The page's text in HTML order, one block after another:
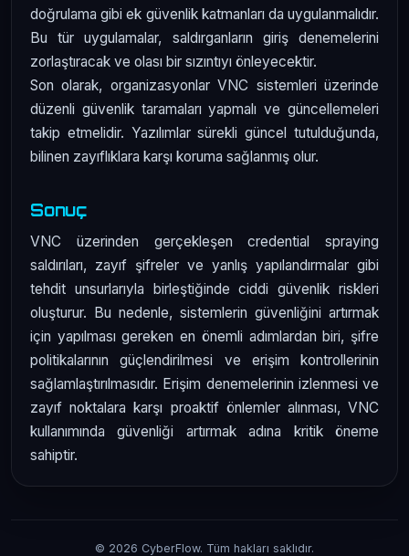
doğrulama gibi ek güvenlik katmanları da uygulanmalıdır.
Bu tür uygulamalar, saldırganların giriş denemelerini
zorlaştıracak ve olası bir sızıntıyı önleyecektir.
Son olarak, organizasyonlar VNC sistemleri üzerinde
düzenli güvenlik taramaları yapmalı ve güncellemeleri
takip etmelidir. Yazılımlar sürekli güncel tutulduğunda,
bilinen zayıflıklara karşı koruma sağlanmış olur.
Sonuç
VNC üzerinden gerçekleşen credential spraying
saldırıları, zayıf şifreler ve yanlış yapılandırmalar gibi
tehdit unsurlarıyla birleştiğinde ciddi güvenlik riskleri
oluşturur. Bu nedenle, sistemlerin güvenliğini artırmak
için yapılması gereken en önemli adımlardan biri, şifre
politikalarının güçlendirilmesi ve erişim kontrollerinin
sağlamlaştırılmasıdır. Erişim denemelerinin izlenmesi ve
zayıf noktalara karşı proaktif önlemler alınması, VNC
kullanımında güvenliği artırmak adına kritik öneme
sahiptir.
© 2026 CyberFlow. Tüm hakları saklıdır.